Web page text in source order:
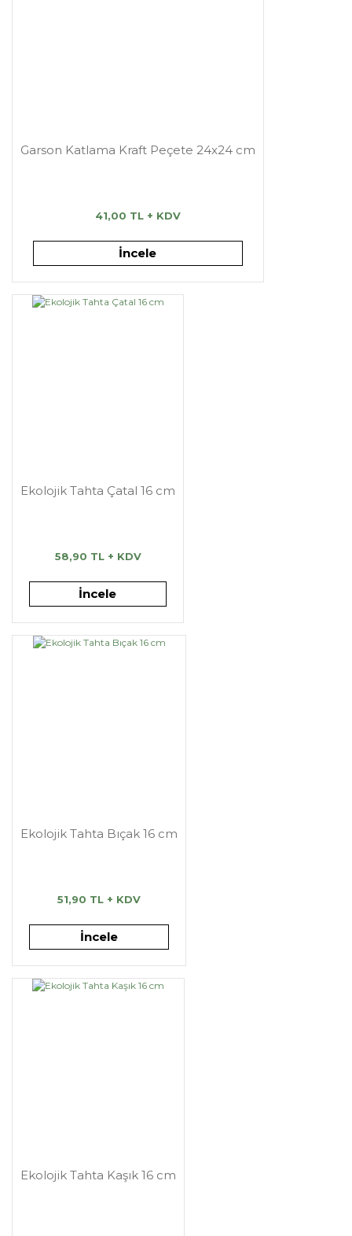
Garson Katlama Kraft Peçete 24x24 cm
41,00 TL + KDV
İncele
Ekolojik Tahta Çatal 16 cm
58,90 TL + KDV
İncele
Ekolojik Tahta Bıçak 16 cm
51,90 TL + KDV
İncele
Ekolojik Tahta Kaşık 16 cm